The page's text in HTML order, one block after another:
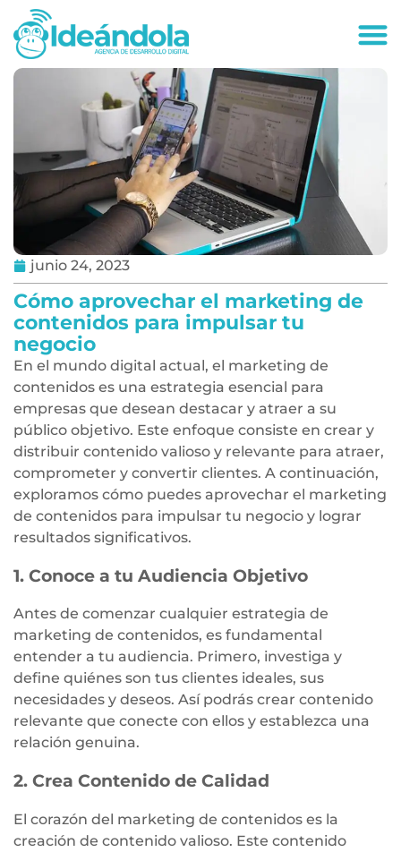
junio 24, 2023
Cómo aprovechar el marketing de
contenidos para impulsar tu
negocio
En el mundo digital actual, el marketing de
contenidos es una estrategia esencial para
empresas que desean destacar y atraer a su
público objetivo. Este enfoque consiste en crear y
distribuir contenido valioso y relevante para atraer,
comprometer y convertir clientes. A continuación,
exploramos cómo puedes aprovechar el marketing
de contenidos para impulsar tu negocio y lograr
resultados significativos.
1. Conoce a tu Audiencia Objetivo
Antes de comenzar cualquier estrategia de
marketing de contenidos, es fundamental
entender a tu audiencia. Primero, investiga y
define quiénes son tus clientes ideales, sus
necesidades y deseos. Así podrás crear contenido
relevante que conecte con ellos y establezca una
relación genuina.
2. Crea Contenido de Calidad
El corazón del marketing de contenidos es la
creación de contenido valioso. Este contenido